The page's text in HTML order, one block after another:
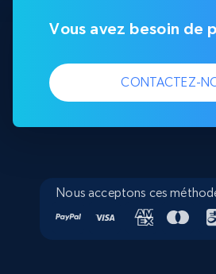
Vous avez besoin de
CONTACTEZ-
Nous acceptons ces